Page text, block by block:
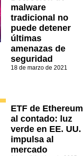
malware
tradicional no
puede detener
últimas
amenazas de
seguridad
18 de marzo de 2021
ETF de Ethereum
al contado: luz
verde en EE. UU.
impulsa al
mercado